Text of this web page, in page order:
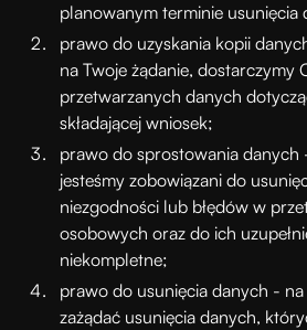
planowanym terminie usunięcia
prawo do uzyskania kopii
na Twoje żądanie, dostarczymy
przetwarzanych danych
składającej wniosek;
prawo do sprostowania danych
jesteśmy zobowiązani do
niezgodności lub błędów w
osobowych oraz do ich
niekompletne;
prawo do usunięcia danych -
zażądać usunięcia danych,